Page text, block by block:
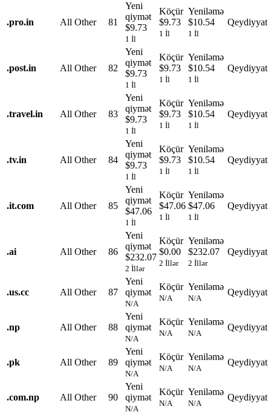
.pro.in All Other 81
Yeni
qiymət
$9.73
1 İl
Köçür
$9.73
1 İl
Yeniləmə
$10.54
1 İl
Qeydiyyat
.post.in All Other 82
Yeni
qiymət
$9.73
1 İl
Köçür
$9.73
1 İl
Yeniləmə
$10.54
1 İl
Qeydiyyat
.travel.in All Other 83
Yeni
qiymət
$9.73
1 İl
Köçür
$9.73
1 İl
Yeniləmə
$10.54
1 İl
Qeydiyyat
.tv.in All Other 84
Yeni
qiymət
$9.73
1 İl
Köçür
$9.73
1 İl
Yeniləmə
$10.54
1 İl
Qeydiyyat
.it.com All Other 85
Yeni
qiymət
$47.06
1 İl
Köçür
$47.06
1 İl
Yeniləmə
$47.06
1 İl
Qeydiyyat
.ai All Other 86
Yeni
qiymət
$232.07
2 İllər
Köçür
$0.00
2 İllər
Yeniləmə
$232.07
2 İllər
Qeydiyyat
.us.cc All Other 87
Yeni
qiymət
N/A
Köçür
N/A
Yeniləmə
N/A
Qeydiyyat
.np All Other 88
Yeni
qiymət
N/A
Köçür
N/A
Yeniləmə
N/A
Qeydiyyat
.pk All Other 89
Yeni
qiymət
N/A
Köçür
N/A
Yeniləmə
N/A
Qeydiyyat
.com.np All Other 90
Yeni
qiymət
N/A
Köçür
N/A
Yeniləmə
N/A
Qeydiyyat